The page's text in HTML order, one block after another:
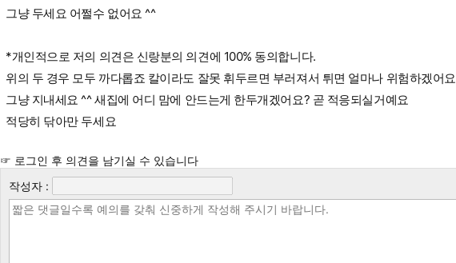
그냥 두세요 어쩔수 없어요 ^^
*개인적으로 저의 의견은 신랑분의 의견에 100% 동의합니다.
위의 두 경우 모두 까다롭죠 칼이라도 잘못 휘두르면 부러져서 튀면 얼마나 위험하겠어요
그냥 지내세요 ^^ 새집에 어디 맘에 안드는게 한두개겠어요? 곧 적응되실거예요
적당히 닦아만 두세요
☞ 로그인 후 의견을 남기실 수 있습니다
작성자 :